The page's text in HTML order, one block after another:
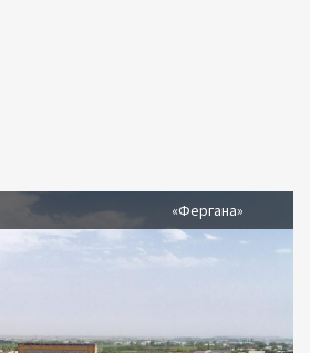
«Фергана»